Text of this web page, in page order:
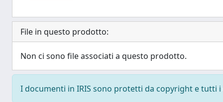
File in questo prodotto:
Non ci sono file associati a questo prodotto.
I documenti in IRIS sono protetti da copyright e tutti